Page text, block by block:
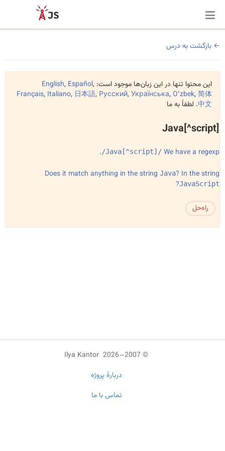
بازگشت به درس
این محتوا تنها در این زبان‌ها موجود است: English, Español,
Français, Italiano, 日本語, Русский, Українська, Oʻzbek, 简体
中文. لطفاً به ما
Java[^script]
We have a regexp
/Java[^script]/
.
Does it match anything in the string Java? In the string
JavaScript
?
راه‌حل
© 2007—2026 Ilya Kantor
دربارهٔ پروژه
تماس با ما